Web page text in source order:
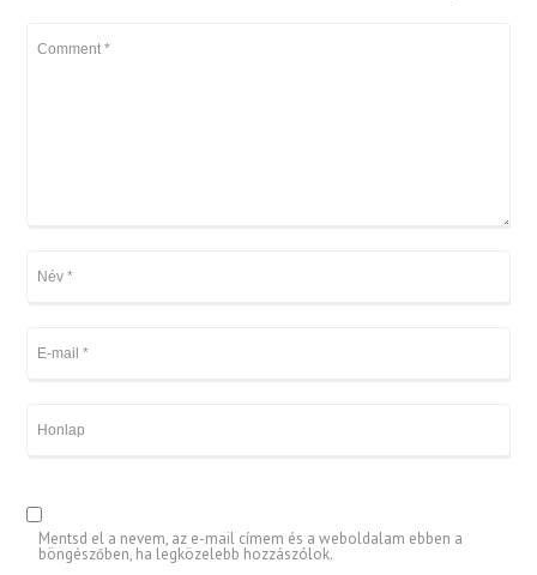
Mentsd el a nevem, az e-mail címem és a weboldalam ebben a
böngészőben, ha legközelebb hozzászólok.